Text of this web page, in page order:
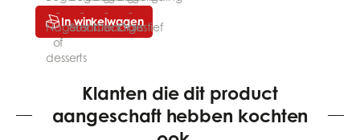
In winkelwagen
Klanten die dit product
aangeschaft hebben kochten